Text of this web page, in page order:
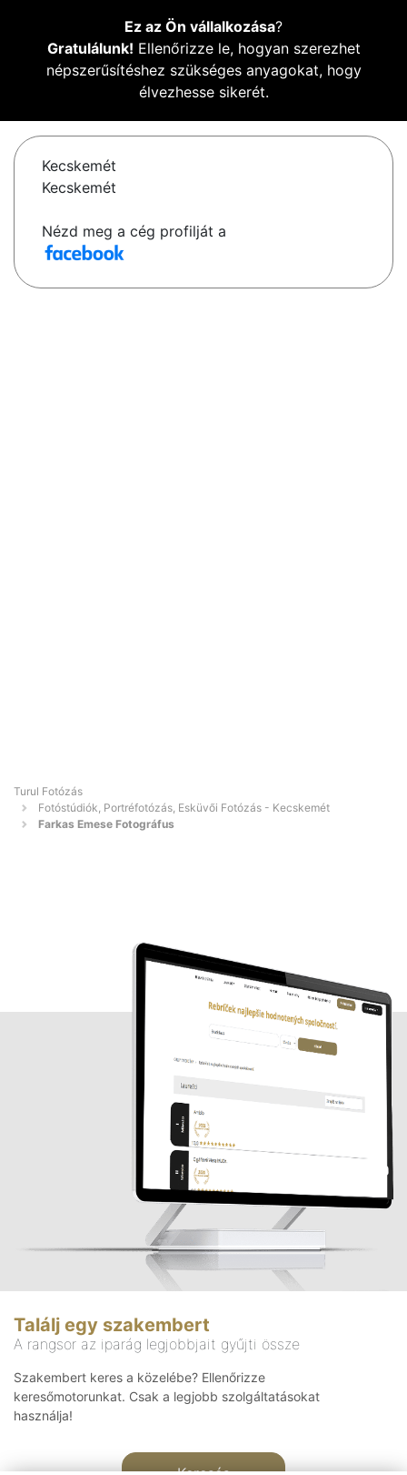
Ez az Ön vállalkozása?
Gratulálunk! Ellenőrizze le, hogyan szerezhet
népszerűsítéshez szükséges anyagokat, hogy
élvezhesse sikerét.
Kecskemét
Kecskemét
Nézd meg a cég profilját a
Turul Fotózás
Fotóstúdiók, Portréfotózás, Esküvői Fotózás - Kecskemét
Farkas Emese Fotográfus
Találj egy szakembert
A rangsor az iparág legjobbjait gyűjti össze
Szakembert keres a közelébe? Ellenőrizze
keresőmotorunkat. Csak a legjobb szolgáltatásokat
használja!